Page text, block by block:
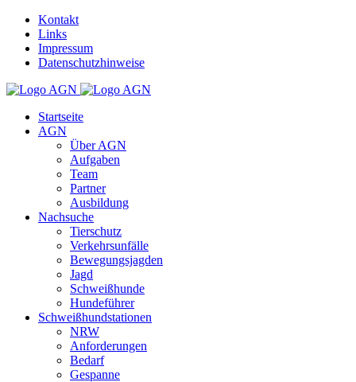
Kontakt
Links
Impressum
Datenschutzhinweise
Startseite
AGN
Über AGN
Aufgaben
Team
Partner
Ausbildung
Nachsuche
Tierschutz
Verkehrsunfälle
Bewegungsjagden
Jagd
Schweißhunde
Hundeführer
Schweißhundstationen
NRW
Anforderungen
Bedarf
Gespanne